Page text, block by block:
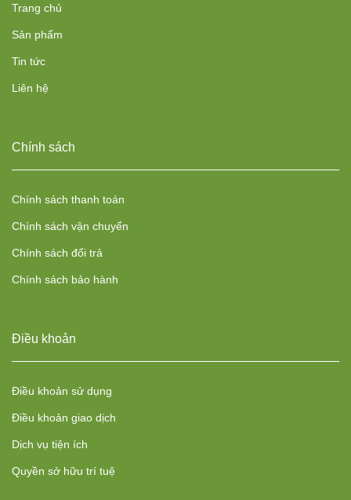
Trang chủ
Sản phẩm
Tin tức
Liên hệ
Chính sách
Chính sách thanh toán
Chính sách vận chuyển
Chính sách đổi trả
Chính sách bảo hành
Điều khoản
Điều khoản sử dụng
Điều khoản giao dịch
Dịch vụ tiện ích
Quyền sở hữu trí tuệ